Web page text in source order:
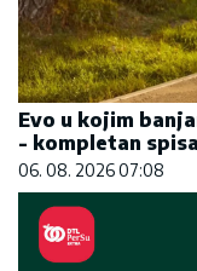
Evo u kojim
- kompletan
06. 08. 2026 07:08